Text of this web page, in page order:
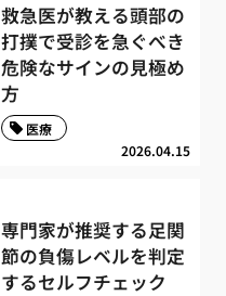
救急医が教える頭部の
打撲で受診を急ぐべき
危険なサインの見極め
方
2026.04.15
医療
専門家が推奨する足関
節の負傷レベルを判定
するセルフチェック